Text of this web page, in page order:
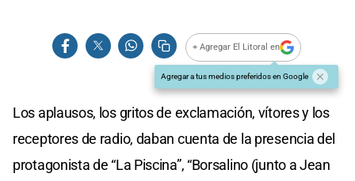
+ Agregar El Litoral en
Agregar a tus medios preferidos en Google
Los aplausos, los gritos de exclamación, vítores y los
receptores de radio, daban cuenta de la presencia del
protagonista de “La Piscina”, “Borsalino (junto a Jean